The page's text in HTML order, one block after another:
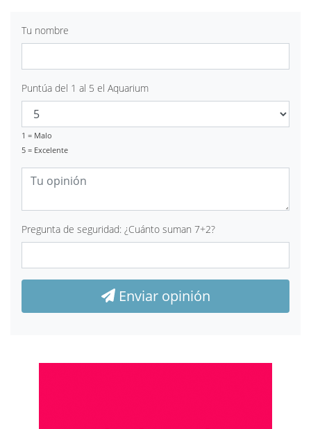
Tu nombre
Puntúa del 1 al 5 el Aquarium
1 = Malo
5 = Excelente
Pregunta de seguridad: ¿Cuánto suman 7+2?
Enviar opinión